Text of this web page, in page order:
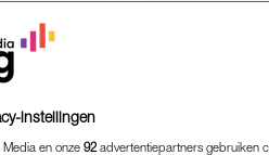
instellingen
en onze 92 advertentiepartners gebruiken